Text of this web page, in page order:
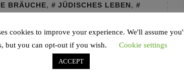
BRÄUCHE, JÜDISCHES LEBEN,
cookies to improve your experience. We'll assume
but you can opt-out if you wish.
Cookie settings
ACCEPT